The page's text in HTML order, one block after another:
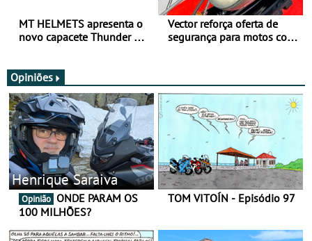
MT HELMETS apresenta o
novo capacete Thunder 4 R
Vector reforça oferta de
segurança para motos com
Opiniões
Henrique Saraiva
Opinião
100 MILHÕES?
TOM VITOÍN - Episódio 97